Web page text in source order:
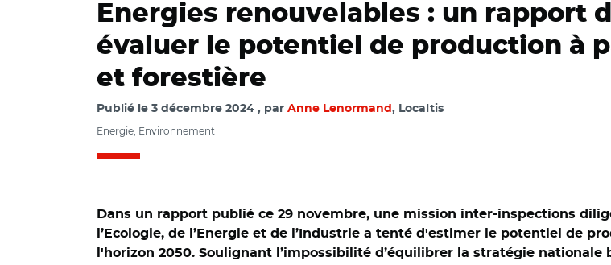
Energies renouvelables : un rapport
évaluer le potentiel de production à
et forestière
Publié le 3 décembre 2024 par Anne Lenormand , Localtis
Energie, Environnement
Dans un rapport publié ce 29 novembre, une mission inter-inspections
l’Ecologie, de l’Energie et de l’Industrie a tenté d'estimer le potentiel de
l'horizon 2050. Soulignant l’impossibilité d’équilibrer la stratégie nationale